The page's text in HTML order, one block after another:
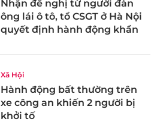
Nhận đề nghị từ người đàn
ông lái ô tô, tổ CSGT ở Hà Nội
quyết định hành động khẩn
Xã Hội
Hành động bất thường trên
xe công an khiến 2 người bị
khởi tố